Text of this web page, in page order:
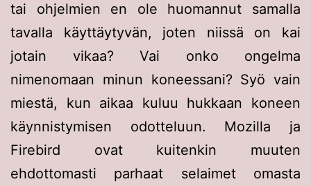
tai ohjelmien en ole huomannut samalla
tavalla käyttäytyvän, joten niissä on kai
jotain vikaa? Vai onko ongelma
nimenomaan minun koneessani? Syö vain
miestä, kun aikaa kuluu hukkaan koneen
käynnistymisen odotteluun. Mozilla ja
Firebird ovat kuitenkin muuten
ehdottomasti parhaat selaimet omasta